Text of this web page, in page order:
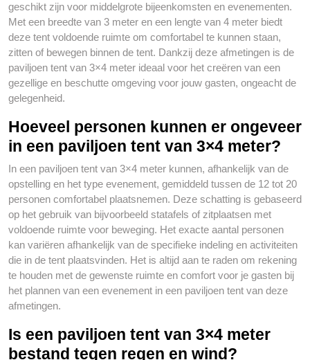
geschikt zijn voor middelgrote bijeenkomsten en evenementen.
Met een breedte van 3 meter en een lengte van 4 meter biedt
deze tent voldoende ruimte om comfortabel te kunnen staan,
zitten of bewegen binnen de tent. Dankzij deze afmetingen is de
paviljoen tent van 3×4 meter ideaal voor het creëren van een
gezellige en beschutte omgeving voor jouw gasten, ongeacht de
gelegenheid.
Hoeveel personen kunnen er ongeveer
in een paviljoen tent van 3×4 meter?
In een paviljoen tent van 3×4 meter kunnen, afhankelijk van de
opstelling en het type evenement, gemiddeld tussen de 12 tot 20
personen comfortabel plaatsnemen. Deze schatting is gebaseerd
op het gebruik van bijvoorbeeld statafels of zitplaatsen met
voldoende ruimte voor beweging. Het exacte aantal personen
kan variëren afhankelijk van de specifieke indeling en activiteiten
die in de tent plaatsvinden. Het is altijd aan te raden om rekening
te houden met de gewenste ruimte en comfort voor je gasten bij
het plannen van een evenement in een paviljoen tent van deze
afmetingen.
Is een paviljoen tent van 3×4 meter
bestand tegen regen en wind?